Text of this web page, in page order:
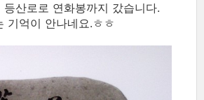
등산로로 연화봉까지 갔습니다.
기억이 안나네요.ㅎㅎ